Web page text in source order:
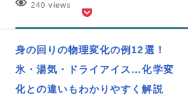
240 views
身の回りの物理変化の例12選！
氷・湯気・ドライアイス…化学変
化との違いもわかりやすく解説